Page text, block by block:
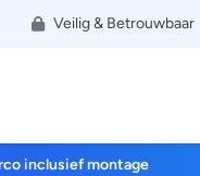
Veilig & Betrouwbaar
inclusief montage